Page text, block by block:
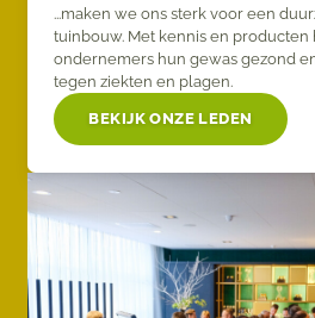
...maken we ons sterk voor een
tuinbouw. Met kennis en
ondernemers hun gewas gezond
tegen ziekten en plagen.
BEKIJK ONZE LEDEN